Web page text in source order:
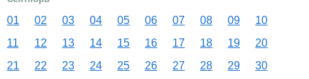
01 02 03 04 05 06 07 08 09
10
11
12 13 14 15 16 17 18 19
20
21
22 23 24 25 26 27 28 29 30